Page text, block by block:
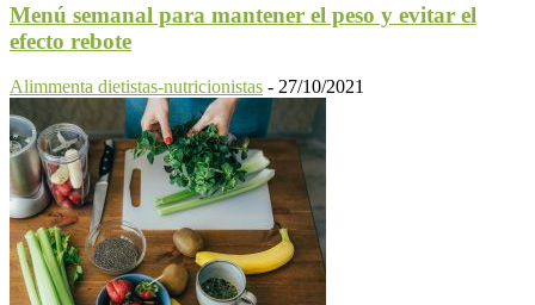
Menú semanal para mantener el peso y evitar el
efecto rebote
Alimmenta dietistas-nutricionistas - 27/10/2021